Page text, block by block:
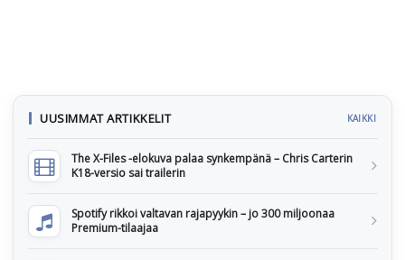
UUSIMMAT ARTIKKELIT KAIKKI
The X-Files -elokuva palaa synkempänä – Chris Carterin
K18-versio sai trailerin
Spotify rikkoi valtavan rajapyykin – jo 300 miljoonaa
Premium-tilaajaa